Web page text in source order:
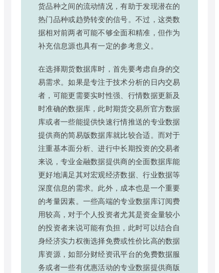
货品种之间的流动情况，有助于发现潜在的
热门品种或趋势转变的信号。不过，这类数
据相对前两者可能不够全面和精准，但作为
补充信息源也具有一定的参考意义。
在选择期货数据库时，首先要考虑自身的交
易需求。如果是专注于技术分析的日内交易
者，可能更需要实时性强、行情数据更新及
时准确的数据库，此时期货交易所官方数据
库或者一些能提供快速行情推送的专业数据
提供商的简易版数据库就比较合适。而对于
注重基本面分析、进行中长期投资的交易者
来说，专业金融数据提供商的全面数据库能
更好地满足其对宏观经济数据、行业数据等
深度信息的需求。此外，成本也是一个重要
的考量因素。一些高端的专业数据库订阅费
用较高，对于个人投资者尤其是资金量较小
的投资者来说可能有负担，此时可以结合自
身经济实力权衡选择免费或性价比高的数据
库资源，如部分财经资讯平台的免费数据服
务或者一些有优惠活动的专业数据提供商版